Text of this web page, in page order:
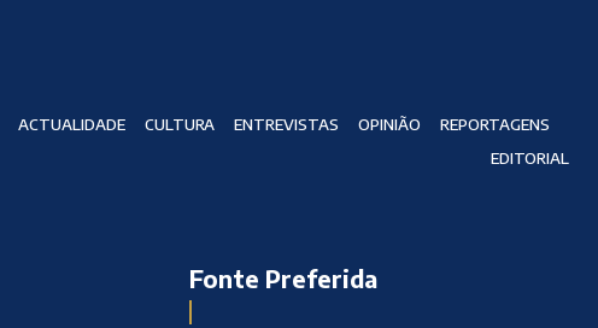
ACTUALIDADE CULTURA ENTREVISTAS OPINIÃO
REPORTAGENS
EDITORIAL
Fonte Preferida